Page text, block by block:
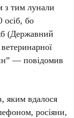
з тим лунали
бо
(Державний
— повідомив
яким вдалося
росіяни,